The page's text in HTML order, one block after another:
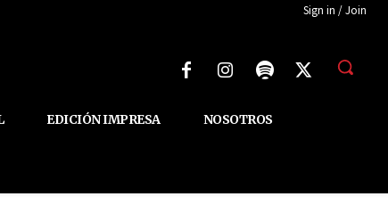
Sign in / Join
EDICIÓN IMPRESA NOSOTROS